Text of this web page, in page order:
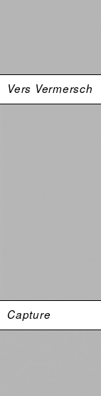
Vers Vermersch
Capture